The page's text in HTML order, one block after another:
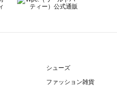
シューズ
ファッション雑貨